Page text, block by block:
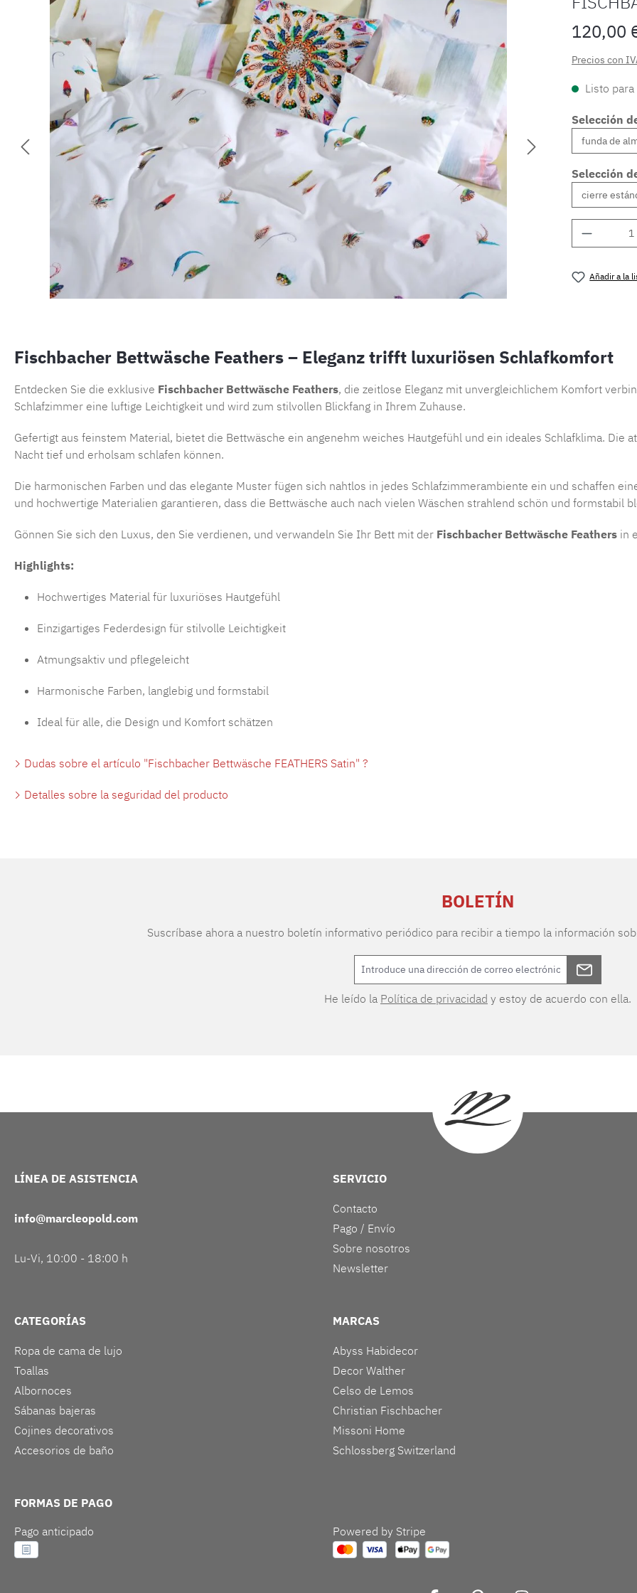
120,00
Precios con
Listo
Selección
Selección
Añadir a la
Fischbacher Bettwäsche Feathers – Eleganz trifft luxuriösen Schlafkomfort
Entdecken Sie die exklusive Fischbacher Bettwäsche Feathers, die zeitlose Eleganz mit unvergleichlichem Komfort
Schlafzimmer eine luftige Leichtigkeit und wird zum stilvollen Blickfang in Ihrem Zuhause.
Gefertigt aus feinstem Material, bietet die Bettwäsche ein angenehm weiches Hautgefühl und ein ideales Schlafklima. Die
Nacht tief und erholsam schlafen können.
Die harmonischen Farben und das elegante Muster fügen sich nahtlos in jedes Schlafzimmerambiente ein und schaffen
und hochwertige Materialien garantieren, dass die Bettwäsche auch nach vielen Wäschen strahlend schön und formstabil
Gönnen Sie sich den Luxus, den Sie verdienen, und verwandeln Sie Ihr Bett mit der Fischbacher Bettwäsche Feathers in
Highlights:
Hochwertiges Material für luxuriöses Hautgefühl
Einzigartiges Federdesign für stilvolle Leichtigkeit
Atmungsaktiv und pflegeleicht
Harmonische Farben, langlebig und formstabil
Ideal für alle, die Design und Komfort schätzen
Dudas sobre el artículo "Fischbacher Bettwäsche FEATHERS Satin" ?
Detalles sobre la seguridad del producto
BOLETÍN
Suscríbase ahora a nuestro boletín informativo periódico para recibir a tiempo la información
He leído la Política de privacidad y estoy de acuerdo con ella.
LÍNEA DE ASISTENCIA
info@marcleopold.com
Lu-Vi, 10:00 - 18:00 h
SERVICIO
Contacto
Pago / Envío
Sobre nosotros
Newsletter
CATEGORÍAS
Ropa de cama de lujo
Toallas
Albornoces
Sábanas bajeras
Cojines decorativos
Accesorios de baño
MARCAS
Abyss Habidecor
Decor Walther
Celso de Lemos
Christian Fischbacher
Missoni Home
Schlossberg Switzerland
FORMAS DE PAGO
Pago anticipado
Powered by Stripe